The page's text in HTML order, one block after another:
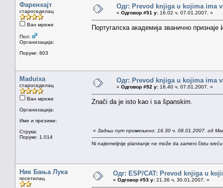
Фаренхајт
староседелац
Ван мреже
Пол:
Организација:
Поруке: 803
Одг: Prevod knjiga u kojima ima
« Одговор #51 у: 16.02 ч. 07.01.2007. »
Португалска академија званично
Maduixa
староседелац
Ван мреже
Организација:
Име и презиме:
Струка:
Поруке: 1.014
Одг: Prevod knjiga u kojima ima
« Одговор #52 у: 16.40 ч. 07.01.2007. »
Znači da je isto kao i sa španskim.
« Задњи пут промењено: 16.30 ч. 08.01.2007. од
Ni najtemeljnije planiranje ne može da zameni čistu
Ник Бања Лука
посетилац
Одг: ESP/CAT: Prevod knjiga u
« Одговор #53 у: 21.36 ч. 30.01.2007. »